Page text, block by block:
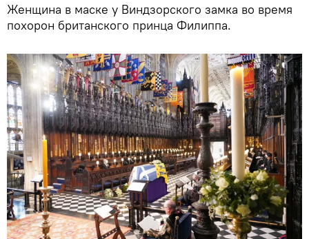
Женщина в маске у Виндзорского замка во время
похорон британского принца Филиппа.